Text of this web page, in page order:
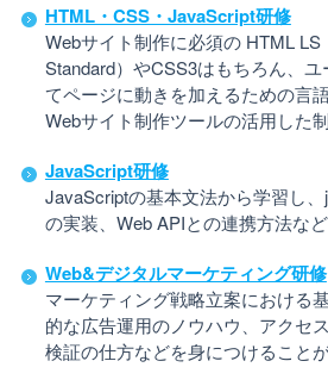
HTML・CSS・JavaScript研修
Webサイト制作に必須の HTML LS
Standard）やCSS3はもちろん、
てページに動きを加えるための言
Webサイト制作ツールの活用した
JavaScript研修
JavaScriptの基本文法から学習し
の実装、Web APIとの連携方法など
Web&デジタルマーケティング研修
マーケティング戦略立案における
的な広告運用のノウハウ、アクセ
検証の仕方などを身につけることが